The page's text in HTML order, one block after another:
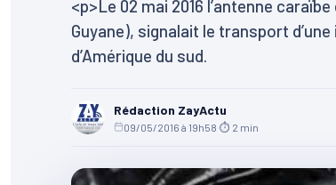
<p>Le 02 mai 2016 l’antenne
Guyane), signalait le transport
d’Amérique du sud.
Rédaction ZayActu
09/05/2016 à 19h58 ⏱ 2 min